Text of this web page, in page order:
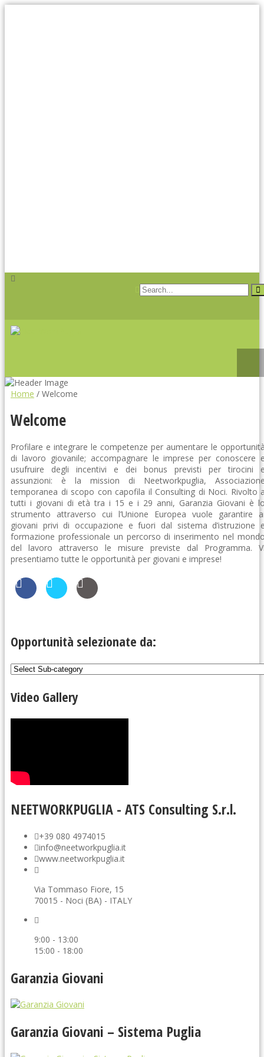
Home / Welcome
Welcome
Profilare e integrare le competenze per aumentare le
di lavoro giovanile; accompagnare le imprese per conoscere
usufruire degli incentivi e dei bonus previsti per tirocini
assunzioni: è la mission di Neetworkpuglia,
temporanea di scopo con capofila il Consulting di Noci. Rivolto
tutti i giovani di età tra i 15 e i 29 anni, Garanzia Giovani è
strumento attraverso cui l’Unione Europea vuole garantire
giovani privi di occupazione e fuori dal sistema d’istruzione
formazione professionale un percorso di inserimento nel
del lavoro attraverso le misure previste dal Programma.
presentiamo tutte le opportunità per giovani e imprese!
Opportunità selezionate da:
Video Gallery
NEETWORKPUGLIA - ATS Consulting S.r.l.
+39 080 4974015
info@neetworkpuglia.it
www.neetworkpuglia.it
Via Tommaso Fiore, 15
70015 - Noci (BA) - ITALY
9:00 - 13:00
15:00 - 18:00
Garanzia Giovani
Garanzia Giovani – Sistema Puglia